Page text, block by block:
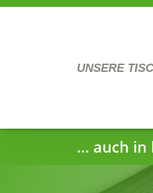
UNSERE
... auch